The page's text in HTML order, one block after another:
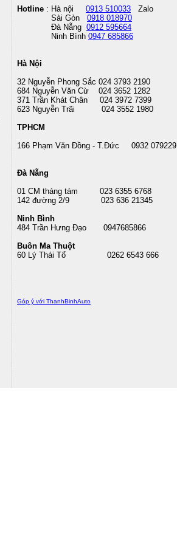
Hotline : Hà nội 0913 510033 Zalo
Sài Gòn 0918 018970
Đà Nẵng 0912 595664
Ninh Bình 0947 685866
Hà Nội
32 Nguyễn Phong Sắc 024 3793 2190
684 Nguyễn Văn Cừ 024 3652 1282
371 Trần Khát Chân 024 3972 7399
623 Nguyễn Trãi 024 3552 1980
TPHCM
166 Phạm Văn Đồng - T.Đức 0932 079229
Đà Nẵng
01 CM tháng tám 023 6355 6768
142 đường 2/9 023 636 21345
Ninh Bình
484 Trần Hưng Đạo 0947685866
Buôn Ma Thuột
60 Lý Thái Tổ 0262 6543 666
Góp ý với ThanhBinhAuto